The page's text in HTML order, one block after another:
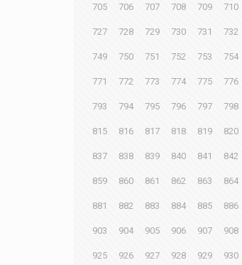
705 706 707 708 709 710
727 728 729 730 731 732
749 750 751 752 753 754
771 772 773 774 775 776
793 794 795 796 797 798
815 816 817 818 819 820
837 838 839 840 841 842
859 860 861 862 863 864
881 882 883 884 885 886
903 904 905 906 907 908
925 926 927 928 929 930